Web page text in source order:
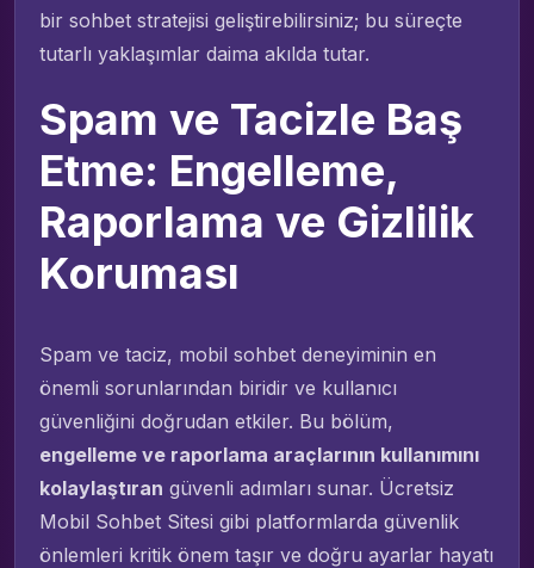
bir sohbet stratejisi geliştirebilirsiniz; bu süreçte
tutarlı yaklaşımlar daima akılda tutar.
Spam ve Tacizle Baş
Etme: Engelleme,
Raporlama ve Gizlilik
Koruması
Spam ve taciz, mobil sohbet deneyiminin en
önemli sorunlarından biridir ve kullanıcı
güvenliğini doğrudan etkiler. Bu bölüm,
engelleme ve raporlama araçlarının kullanımını
kolaylaştıran güvenli adımları sunar. Ücretsiz
Mobil Sohbet Sitesi gibi platformlarda güvenlik
önlemleri kritik önem taşır ve doğru ayarlar hayatı